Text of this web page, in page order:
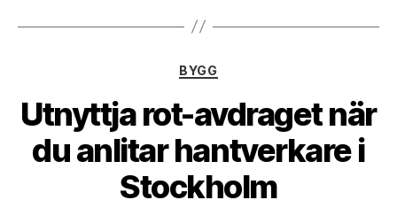
Kategorier
BYGG
Utnyttja rot-avdraget när
du anlitar hantverkare i
Stockholm